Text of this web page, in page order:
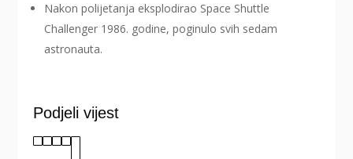
Nakon polijetanja eksplodirao Space Shuttle
Challenger 1986. godine, poginulo svih sedam
astronauta.
Podjeli vijest